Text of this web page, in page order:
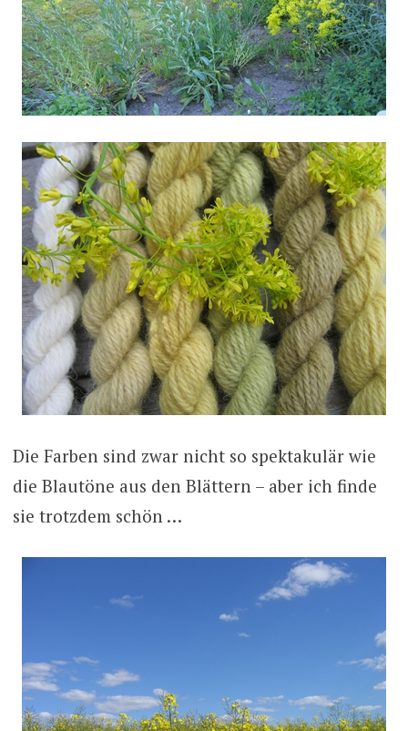
Die Farben sind zwar nicht so spektakulär wie
die Blautöne aus den Blättern – aber ich finde
sie trotzdem schön …